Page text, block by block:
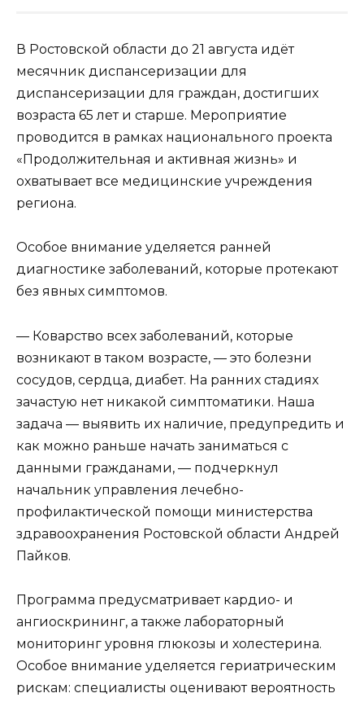
В Ростовской области до 21 августа идёт
месячник диспансеризации для
диспансеризации для граждан, достигших
возраста 65 лет и старше. Мероприятие
проводится в рамках национального проекта
«Продолжительная и активная жизнь» и
охватывает все медицинские учреждения
региона.
Особое внимание уделяется ранней
диагностике заболеваний, которые протекают
без явных симптомов.
— Коварство всех заболеваний, которые
возникают в таком возрасте, — это болезни
сосудов, сердца, диабет. На ранних стадиях
зачастую нет никакой симптоматики. Наша
задача — выявить их наличие, предупредить и
как можно раньше начать заниматься с
данными гражданами, — подчеркнул
начальник управления лечебно-
профилактической помощи министерства
здравоохранения Ростовской области Андрей
Пайков.
Программа предусматривает кардио- и
ангиоскрининг, а также лабораторный
мониторинг уровня глюкозы и холестерина.
Особое внимание уделяется гериатрическим
рискам: специалисты оценивают вероятность